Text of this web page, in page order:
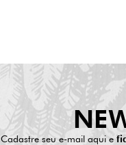
Cadastre seu e-mail aqui e